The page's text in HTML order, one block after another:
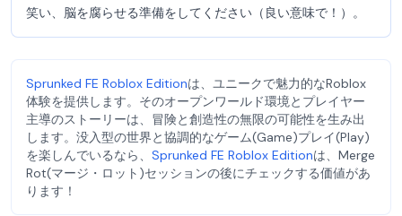
笑い、脳を腐らせる準備をしてください（良い意味で！）。
Sprunked FE Roblox Editionは、ユニークで魅力的なRoblox
体験を提供します。そのオープンワールド環境とプレイヤー
主導のストーリーは、冒険と創造性の無限の可能性を生み出
します。没入型の世界と協調的なゲーム(Game)プレイ(Play)
を楽しんでいるなら、 Sprunked FE Roblox Editionは、Merge
Rot(マージ・ロット)セッションの後にチェックする価値があ
ります！